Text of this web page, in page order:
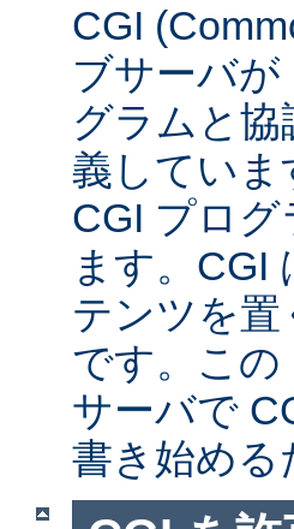
CGI
ブサーバ
グラムと
義してい
CGI プロ
ます。CGI
テンツを
です。こ
サーバで
書き始める